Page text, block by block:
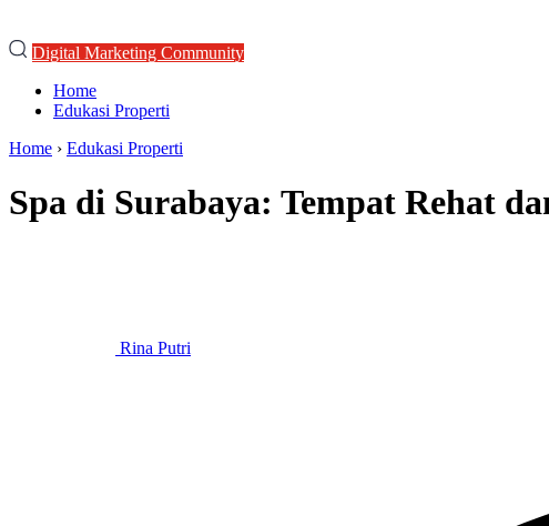
Digital Marketing Community
Home
Edukasi Properti
Home › Edukasi Properti
Spa di Surabaya: Tempat Rehat
Rina Putri